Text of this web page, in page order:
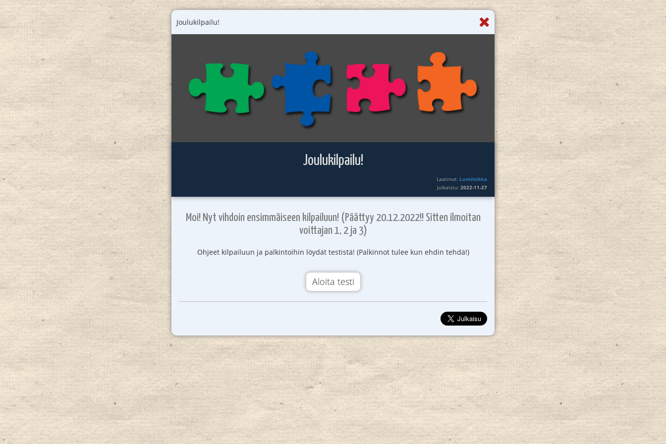
Joulukilpailu!
Joulukilpailu!
Laatinut: Lumiloikka
Julkaistu:2022-11-27
Moi! Nyt vihdoin ensimmäiseen kilpailuun! (Päättyy 20.12.2022!! Sitten ilmoitan
voittajan 1, 2 ja 3)
Ohjeet kilpailuun ja palkintoihin löydät testistä! (Palkinnot tulee kun ehdin tehdä!)
Aloita testi